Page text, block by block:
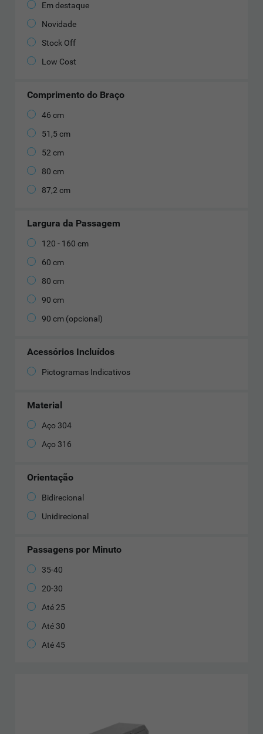
Em destaque
Novidade
Stock Off
Low Cost
Comprimento do Braço
46 cm
51,5 cm
52 cm
80 cm
87,2 cm
Largura da Passagem
120 - 160 cm
60 cm
80 cm
90 cm
90 cm (opcional)
Acessórios Incluídos
Pictogramas Indicativos
Material
Aço 304
Aço 316
Orientação
Bidirecional
Unidirecional
Passagens por Minuto
35-40
20-30
Até 25
Até 30
Até 45